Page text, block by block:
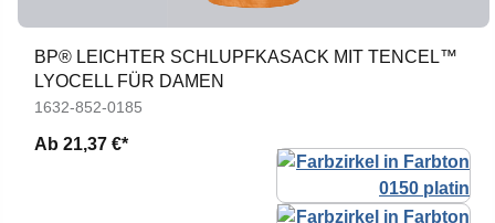
BP® LEICHTER SCHLUPFKASACK MIT TENCEL™
LYOCELL FÜR DAMEN
1632-852-0185
Ab 21,37 €*